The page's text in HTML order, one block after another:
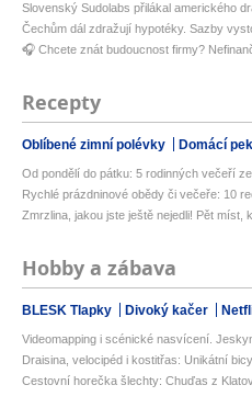
Slovenský Sudolabs přilákal amerického
Čechům dál zdražují hypotéky. Sazby
🎧 Chcete znát budoucnost firmy?
Recepty
Oblíbené zimní polévky Domácí
Od pondělí do pátku: 5 rodinných večeří
Rychlé prázdninové obědy či večeře: 10
Zmrzlina, jakou jste ještě nejedli! Pět míst,
Hobby a zábava
BLESK Tlapky Divoký kačer
Videomapping i scénické nasvícení.
Draisina, velocipéd i kostitřas: Unikátní
Cestovní horečka šlechty: Chuďas z